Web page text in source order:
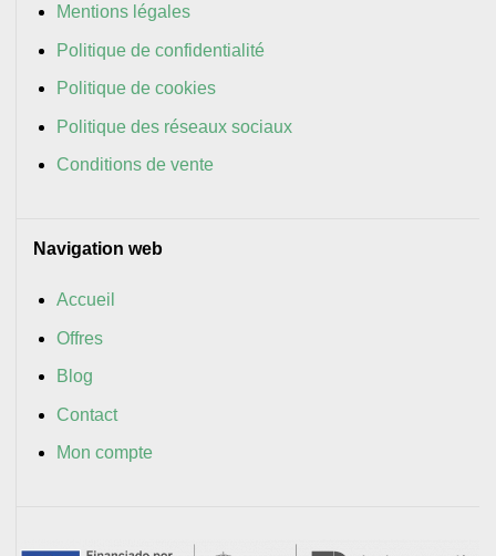
Mentions légales
Politique de confidentialité
Politique de cookies
Politique des réseaux sociaux
Conditions de vente
Navigation web
Accueil
Offres
Blog
Contact
Mon compte